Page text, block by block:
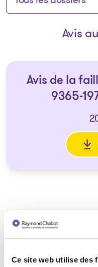
Ce site web utilise des
Avis
Avis de la
9365-
Syndic